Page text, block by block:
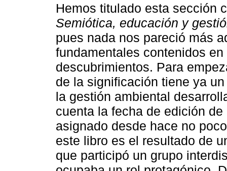
Hemos titulado esta sección
Semiótica, educación y
pues nada nos pareció más
fundamentales contenidos
descubrimientos. Para
de la significación tiene ya
la gestión ambiental
cuenta la fecha de edición
asignado desde hace no
este libro es el resultado de
que participó un grupo